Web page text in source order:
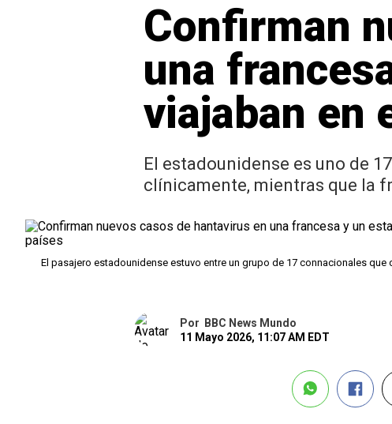
Confirman
una
viajaban en
El estadounidense es uno de
clínicamente, mientras que la
El pasajero estadounidense estuvo entre un grupo de 17 connacionales
Por
BBC News Mundo
11 Mayo 2026, 11:07 AM EDT